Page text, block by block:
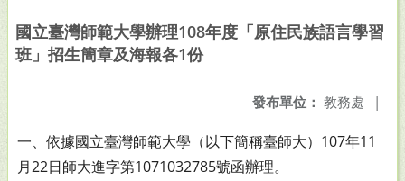
國立臺灣師範大學辦理108年度「原住民族語言學習
班」招生簡章及海報各1份
發布單位： 教務處 |
一、依據國立臺灣師範大學（以下簡稱臺師大）107年11
月22日師大進字第1071032785號函辦理。